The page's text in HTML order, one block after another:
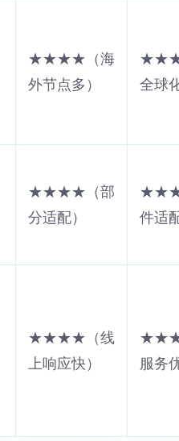
★★★★（海
外节点多）
全球
★★★★（部
分适配）
件适
★★★★（线
上响应快）
服务